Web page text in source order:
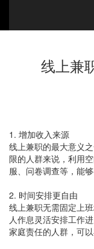
线上兼
1. 增加收入来源
线上兼职的最大意义
限的人群来说，利用
服、问卷调查等，能
2. 时间安排更自由
线上兼职无需固定上
人作息灵活安排工作
家庭责任的人群，可